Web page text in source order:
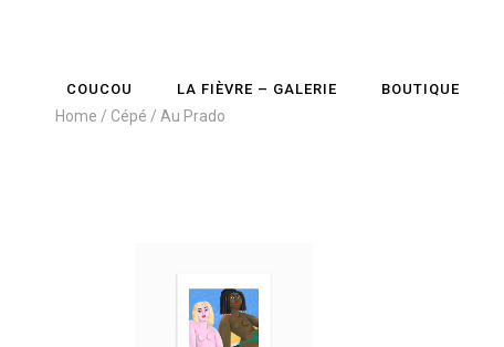
COUCOU LA FIÈVRE – GALERIE BOUTIQUE
Home Cépé Au Prado